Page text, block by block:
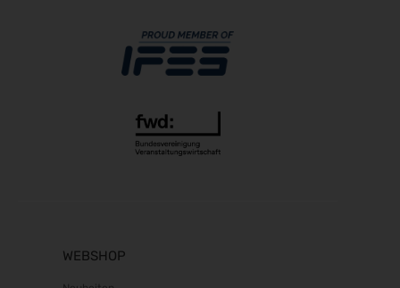
24.10.2026 - 25.10.2026
31.10.2026 - 08.11.2026
Alles für den Gast 2026
EuroTier 2026
WEBSHOP